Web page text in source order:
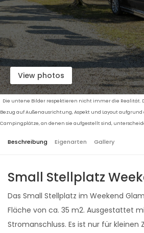
View photos
Die untene Bilder respektieren nicht immer die Realität.
Bezug auf Außenausrichtung, Aspekt und Layout
Campingplätze, an denen sie aufgestellt sind,
Beschreibung Eigenarten Gallery
Small Stellplatz
Das Small Stellplatz im Weekend
Fläche von ca. 35 m2. Ausgestattet
Stromanschluss. Es ist nur für kleinen